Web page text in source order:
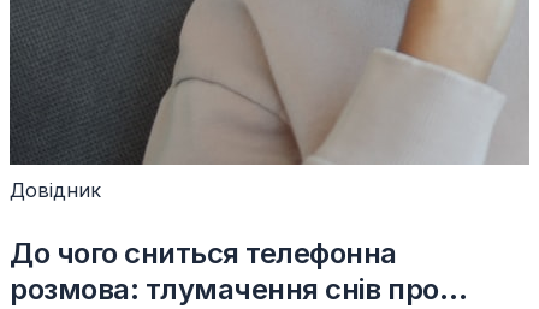
Довідник
До чого сниться телефонна
розмова: тлумачення снів про